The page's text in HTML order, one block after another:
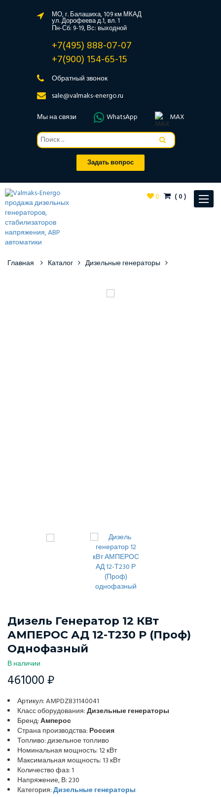
МО, г. Балашиха, 109 км МКАД
ул. Дорофеева д.1, вл. 1
Пн-Сб: 9-19, Вс: выходной
+7(495) 888-07-07
+7(900) 154-65-15
Обратный звонок
sale@valmaks-energo.ru
Мы на связи
WhatsApp MAX
Задать вопрос
Toggle
0 (0)
Главная Каталог Дизельные генераторы
Дизель Генератор 12 КВт
АМПЕРОС АД 12-Т230 Р (Проф)
Однофазный
В наличии
461000 ₽
Артикул: AMPDZ831140041
Класс оборудования:Дизельные генераторы
Бренд:Амперос
Страна производства: Россия
Топливо: дизельное топливо
Номинальная мощность: 12 кВт
Максимальная мощность: 13 кВт
Количество фаз: 1
Напряжение, В: 230
Категория:Дизельные генераторы